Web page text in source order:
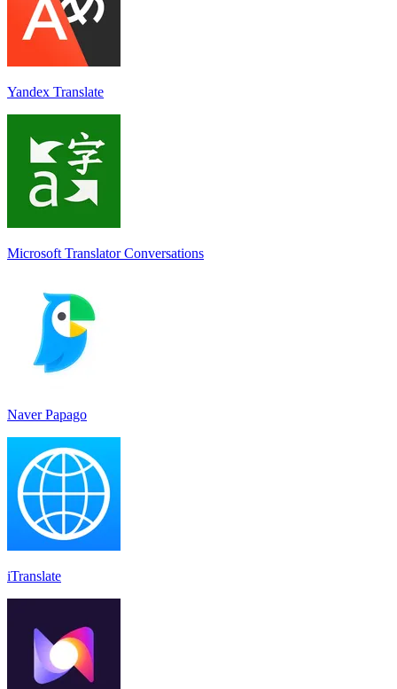
Yandex Translate
Microsoft Translator Conversations
Naver Papago
iTranslate